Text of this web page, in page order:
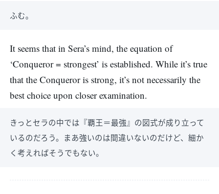
ふむ。
It seems that in Sera’s mind, the equation of
‘Conqueror = strongest’ is established. While it’s true
that the Conqueror is strong, it’s not necessarily the
best choice upon closer examination.
きっとセラの中では『覇王＝最強』の図式が成り立って
いるのだろう。まあ強いのは間違いないのだけど、細か
く考えればそうでもない。